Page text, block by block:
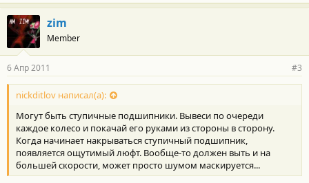
zim
Member
6 Апр 2011 #3
nickditlov написал(а):
Могут быть ступичные подшипники. Вывеси по очереди
каждое колесо и покачай его руками из стороны в сторону.
Когда начинает накрываться ступичный подшипник,
появляется ощутимый люфт. Вообще-то должен выть и на
большей скорости, может просто шумом маскируется...